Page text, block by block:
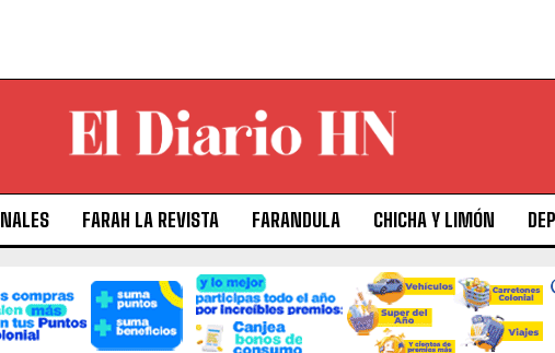
FARAH LA REVISTA FARANDULA CHICHA Y LIMÓN